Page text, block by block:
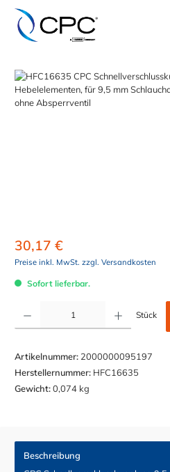
Bildergalerie überspringen
30,17 €
Preise inkl. MwSt. zzgl. Versandkosten
Sofort lieferbar.
Produkt Anzahl: Gib den gewünschten Wert ein
Stück
Artikelnummer: 2000000095197
Herstellernummer: HFC16635
Gewicht:0,074 kg
Beschreibung